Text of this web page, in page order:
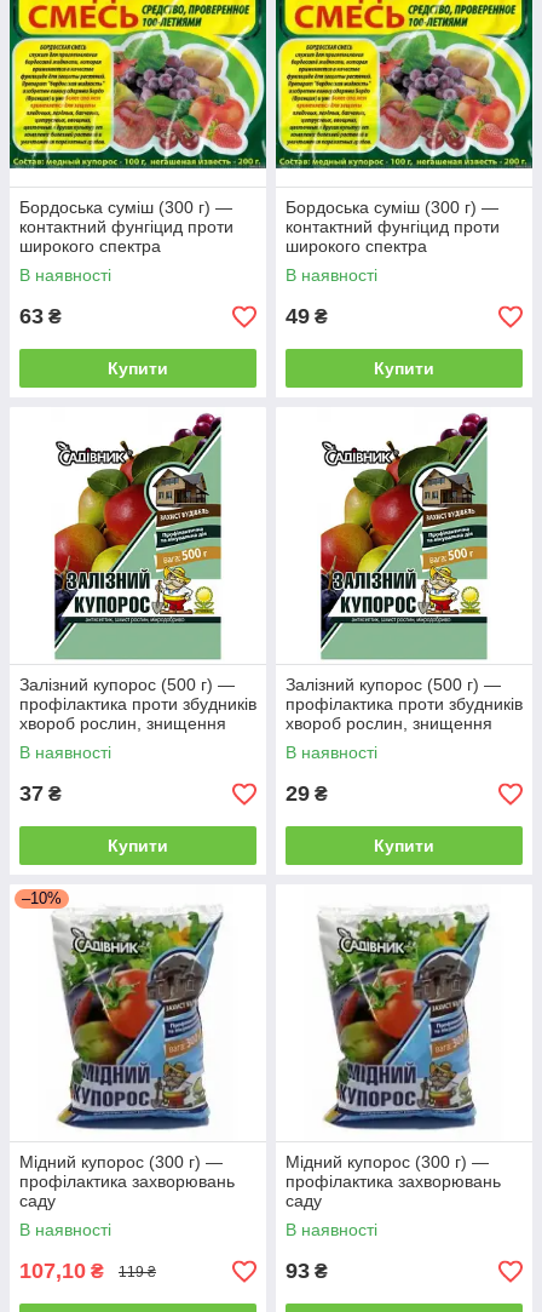
шкідників. Вони допоможуть уникнути багатьох хвороб і
зроблять ваш урожай якісним і смачним.
Бордоська суміш (300 г) —
контактний фунгіцид проти
широкого спектра
захворювань.
В наявності
63 ₴
Купити
Бордоська суміш (300 г) —
контактний фунгіцид проти
широкого спектра
захворювань.
В наявності
49 ₴
Купити
Залізний купорос (500 г) —
профілактика проти збудників
хвороб рослин, знищення
мохов
В наявності
37 ₴
Купити
Залізний купорос (500 г) —
профілактика проти збудників
хвороб рослин, знищення
мохів
В наявності
29 ₴
Купити
–10%
Мідний купорос (300 г) —
профілактика захворювань
саду
В наявності
107,10 ₴ 119 ₴
Мідний купорос (300 г) —
профілактика захворювань
саду
В наявності
93 ₴